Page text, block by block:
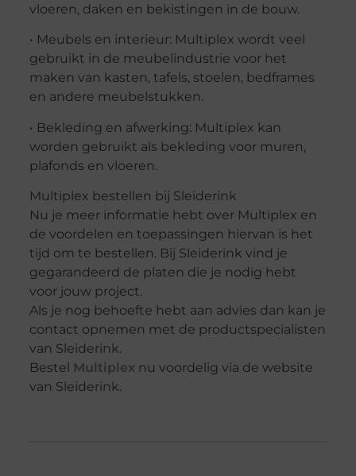
vloeren, daken en bekistingen in de bouw.
• Meubels en interieur: Multiplex wordt veel
gebruikt in de meubelindustrie voor het
maken van kasten, tafels, stoelen, bedframes
en andere meubelstukken.
• Bekleding en afwerking: Multiplex kan
worden gebruikt als bekleding voor muren,
plafonds en vloeren.
Multiplex bestellen bij Sleiderink
Nu je meer informatie hebt over Multiplex en
de voordelen en toepassingen hiervan is het
tijd om te bestellen. Bij Sleiderink vind je
gegarandeerd de platen die je nodig hebt
voor jouw project.
Als je nog behoefte hebt aan advies dan kan je
contact opnemen met de productspecialisten
van Sleiderink.
Bestel Multiplexnu voordelig via de website
van Sleiderink.